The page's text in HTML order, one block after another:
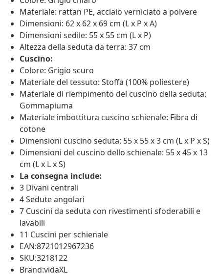
Materiale: rattan PE, acciaio verniciato a polvere
Dimensioni: 62 x 62 x 69 cm (L x P x A)
Dimensioni sedile: 55 x 55 cm (L x P)
Altezza della seduta da terra: 37 cm
Cuscino:
Colore: Grigio scuro
Materiale del tessuto: Stoffa (100% poliestere)
Materiale di riempimento del cuscino della seduta:
Gommapiuma
Materiale imbottitura cuscino schienale: Fibra di
cotone
Dimensioni cuscino seduta: 55 x 55 x 3 cm (L x P x S)
Dimensioni del cuscino dello schienale: 55 x 45 x 13
cm (L x L x S)
La consegna include:
3 Divani centrali
4 Sedute angolari
7 Cuscini da seduta con rivestimenti sfoderabili e
lavabili
11 Cuscini per schienale
EAN:8721012967236
SKU:3218122
Brand:vidaXL